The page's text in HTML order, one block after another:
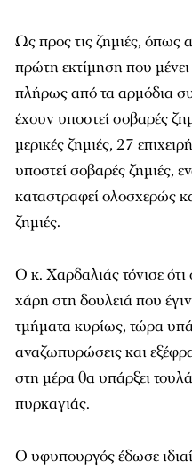
Ως προς τις ζημιές, όπως
πρώτη εκτίμηση που
πλήρως από τα αρμόδια
έχουν υποστεί σοβαρές
μερικές ζημιές, 27
υποστεί σοβαρές ζημιές,
καταστραφεί ολοσχερώς
ζημιές.
Ο κ. Χαρδαλιάς τόνισε
χάρη στη δουλειά που
τμήματα κυρίως, τώρα
αναζωπυρώσεις και
στη μέρα θα υπάρξει
πυρκαγιάς.
Ο υφυπουργός έδωσε